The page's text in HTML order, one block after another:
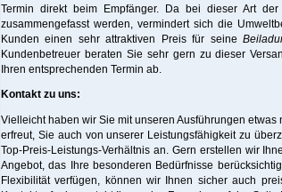
Termin direkt beim Empfänger. Da bei dieser Art der
zusammengefasst werden, vermindert sich die
Kunden einen sehr attraktiven Preis für seine
Kundenbetreuer beraten Sie sehr gern zu dieser
Ihren entsprechenden Termin ab.
Kontakt zu uns:
Vielleicht haben wir Sie mit unseren Ausführungen
erfreut, Sie auch von unserer Leistungsfähigkeit zu
Top-Preis-Leistungs-Verhältnis an. Gern erstellen wir
Angebot, das Ihre besonderen Bedürfnisse
Flexibilität verfügen, können wir Ihnen sicher auch